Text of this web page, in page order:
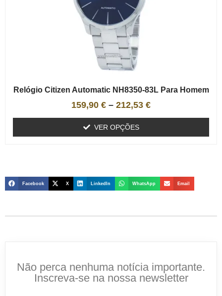
Relógio Citizen Automatic NH8350-83L Para Homem
159,90 € – 212,53 €
VER OPÇÕES
Facebook X LinkedIn WhatsApp Email
Não perca nenhuma notícia importante.
Inscreva-se na nossa newsletter